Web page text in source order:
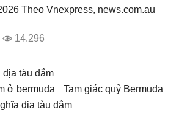
Theo Vnexpress, news.com.au
14.296
địa tàu đắm
ở bermuda
tam giác quỷ Bermuda
địa tàu đắm